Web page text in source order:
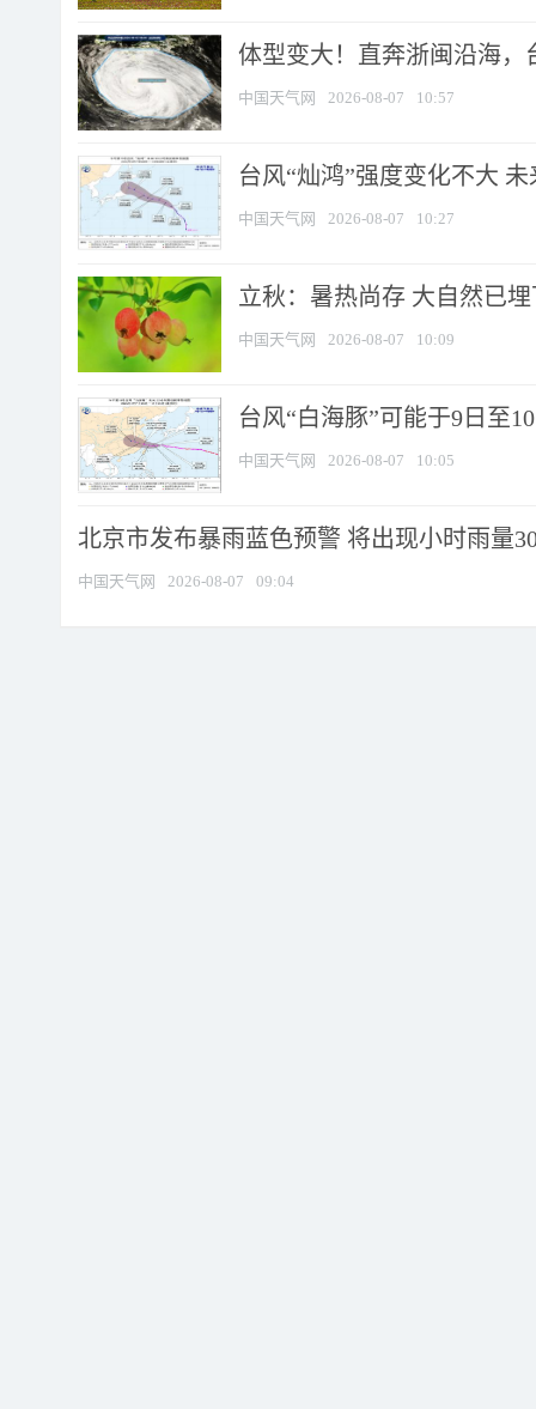
体型变大！直奔浙闽沿海，
中国天气网 2026-08-07 10:57
台风“灿鸿”强度变化不大
中国天气网 2026-08-07 10:27
立秋：暑热尚存 大自然已
中国天气网 2026-08-07 10:09
台风“白海豚”可能于9日至
中国天气网 2026-08-07 10:05
北京市发布暴雨蓝色预警 将出现小时雨量
中国天气网 2026-08-07 09:04